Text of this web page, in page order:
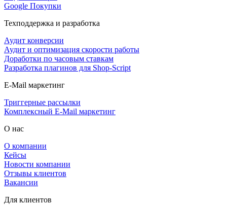
Google Покупки
Техподдержка и разработка
Аудит конверсии
Аудит и оптимизация скорости работы
Доработки по часовым ставкам
Разработка плагинов для Shop-Script
E-Mail маркетинг
Триггерные рассылки
Комплексный E-Mail маркетинг
О нас
О компании
Кейсы
Новости компании
Отзывы клиентов
Вакансии
Для клиентов